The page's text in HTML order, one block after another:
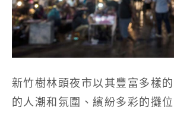
新竹樹林頭夜市以其豐富多樣
的人潮和氛圍、繽紛多彩的攤